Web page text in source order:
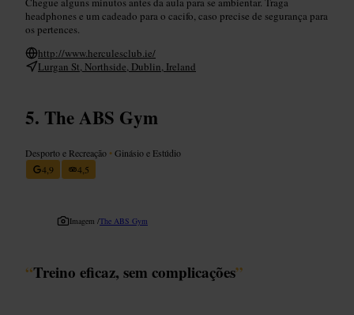
headphones e um cadeado para o cacifo, caso precise de segurança para
os pertences.
http://www.herculesclub.ie/
Lurgan St, Northside, Dublin, Ireland
The ABS Gym
Desporto e Recreação •Ginásio e Estúdio
4,9
4,5
Imagem /The ABS Gym
“Treino eficaz, sem complicações”